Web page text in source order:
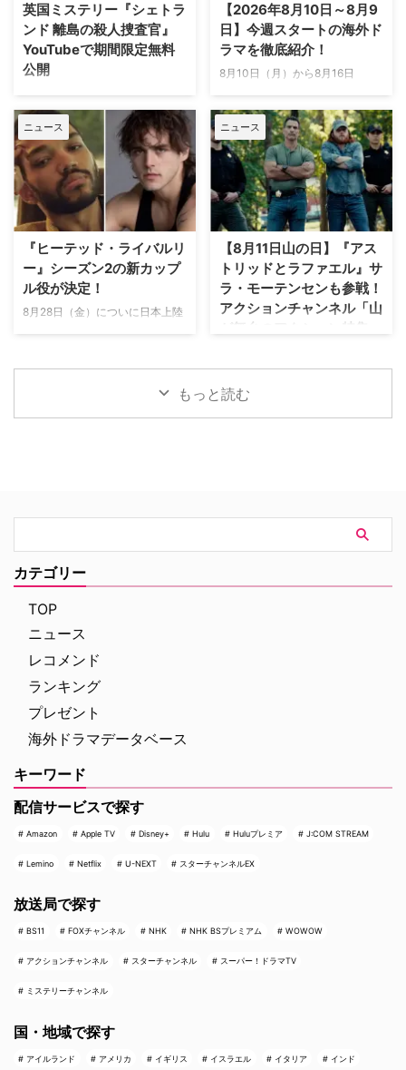
トを記録している。 業界の「不
人気ジャンル」を覆す50代女性
の友情ドラマが同時期に大ヒット
その話題作とは、米Peacockの
とAmazonオリジナル『ライド･
オア･ダイ ～親友は暗殺者～』
だ。 …
ルドン・クーパーの若かりし頃を
描くスピンオフとして、本家に続
いて人気を博してきた『ヤング・
シェルドン』。本作や『グッド・
ズが揃って7年目で終了す …
英国ミステリー『シェトラ
ンド 離島の殺人捜査官』
YouTubeで期間限定無料
公開
Amazon Prime Video「シネフィ
ルWOWOWプラス」公式
YouTubeでは、一度は観ておきた
い名画、人気のミステリードラ
マ、名作アニメなどを続々無料公
開！ 今回は、英国推理小説界の
至宝アン・クリーヴス原作の大人
気クライムミステリー『シェトラ
ンド 離島の殺人捜査官』より、
第1話「野兎を悼む春 前編」は8
月7日（金）20：00より、第2話
「野兎を悼む春 後編」は8月21
日（金）20：00より、YouTube
料公開 クリーヴスといえば、 …
【2026年8月10日～8月9
日】今週スタートの海外ド
ラマを徹底紹介！
8月10日（月）から8月16日
ラマをご紹介。今週は、大人気ア
クションドラマ『リーチャー ～
正義のアウトロー～』の最新シー
ズンや、『刑事モース ～オック
スフォード事件簿～』のショー
ン・エヴァンス主演の新作ドラマ
が開始となる。 アクションチャ
ジ 山岳捜査網』 8月11日（火・
祝 ）13：00スタート、全6話一
挙放送 世界最強の特殊部隊とし
て知られる米陸軍特殊部隊、通称
グリーンベレー出身の保安官ジャ
ニュース
『ヒーテッド・ライバルリ
ー』シーズン2の新カップ
ル役が決定！
8月28日（金）についに日本上陸
ン2の新カップル役が分かった。
出演 『ヒーテッド・ライバルリ
として火花を散らす二人のスター
選手、カナダ代表のシェーン・ホ
ランダーとロシア出身のイリヤ …
ニュース
【8月11日山の日】『アス
トリッドとラファエル』サ
ラ・モーテンセンも参戦！
アクションチャンネル「山
が舞台のアクション特集」
日本で唯一のアクション海外ドラ
マ専門チャンネル「アクションチ
出身の保安官が山岳地帯の町で起
きる難事件に挑む全米大ヒット作
『ブルーリッジ 山岳捜査網』が
部隊員の父親が娘を守るために大
もっと読む
カテゴリー
TOP
ニュース
レコメンド
ランキング
プレゼント
海外ドラマデータベース
キーワード
配信サービスで探す
Amazon Apple TV Disney+ Hulu Huluプレミア J:COM STREAM
Lemino Netflix U-NEXT スターチャンネルEX
放送局で探す
BS11 FOXチャンネル NHK NHK BSプレミアム WOWOW
アクションチャンネル スターチャンネル スーパー！ドラマTV
ミステリーチャンネル
国・地域で探す
アイルランド アメリカ イギリス イスラエル イタリア インド